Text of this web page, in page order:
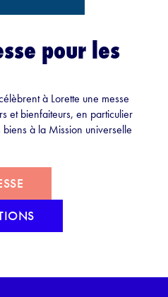
pour les
à Lorette une messe
et bienfaiteurs, en particulier
à la Mission universelle